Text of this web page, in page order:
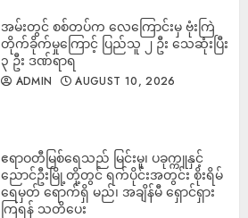
‎အမ်းတွင် စစ်တပ်က လေကြောင်းမှ ဗုံးကြဲ
တိုက်ခိုက်မှုကြောင့် ပြည်သူ ၂ ဦး သေဆုံးပြီး
၃ ဦး ဒဏ်ရာရ
ADMIN AUGUST 10, 2026
ဧရာဝတီမြစ်ရေသည် မြင်းမူ၊ ပခုက္ကူနှင့်
ညောင်ဦးမြို့တို့တွင် ရက်ပိုင်းအတွင်း စိုးရိမ်
ရေမှတ် ရောက်ရှိ မည်၊ အချိန်မီ ရှောင်ရှား
ကြရန် သတိပေး